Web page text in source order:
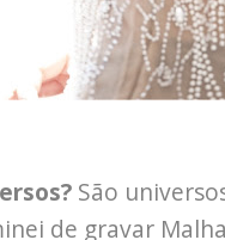
São
de gravar